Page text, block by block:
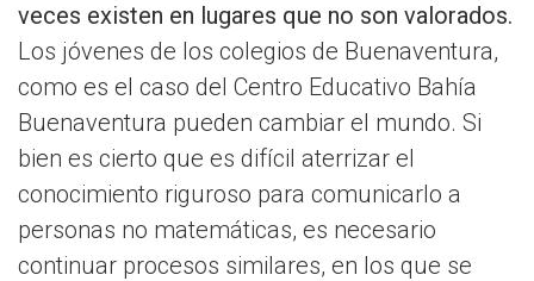
veces existen en lugares que no son valorados.
Los jóvenes de los colegios de Buenaventura,
como es el caso del Centro Educativo Bahía
Buenaventura pueden cambiar el mundo. Si
bien es cierto que es difícil aterrizar el
conocimiento riguroso para comunicarlo a
personas no matemáticas, es necesario
continuar procesos similares, en los que se